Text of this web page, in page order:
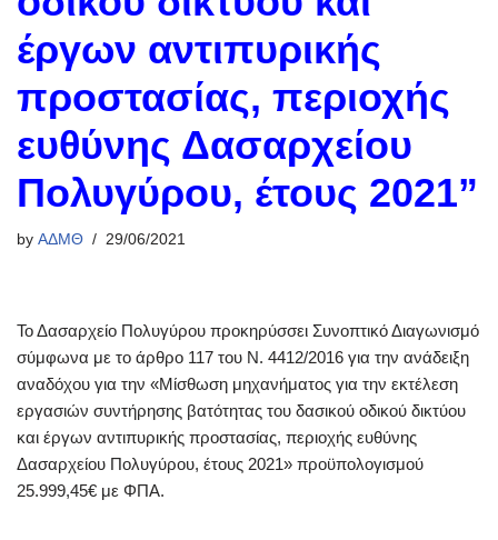
έργων αντιπυρικής
προστασίας, περιοχής
ευθύνης Δασαρχείου
Πολυγύρου, έτους 2021”
by ΑΔΜΘ 29/06/2021
Το Δασαρχείο Πολυγύρου προκηρύσσει Συνοπτικό Διαγωνισμό
σύμφωνα με το άρθρο 117 του Ν. 4412/2016 για την ανάδειξη
αναδόχου για την «Μίσθωση μηχανήματος για την εκτέλεση
εργασιών συντήρησης βατότητας του δασικού οδικού δικτύου
και έργων αντιπυρικής προστασίας, περιοχής ευθύνης
Δασαρχείου Πολυγύρου, έτους 2021» προϋπολογισμού
25.999,45€ με ΦΠΑ.